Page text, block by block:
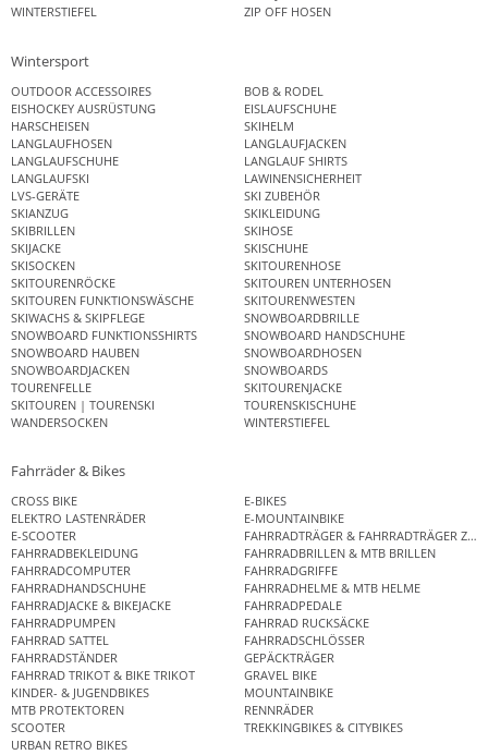
WINTERSTIEFEL
ZIP OFF HOSEN
Wintersport
OUTDOOR ACCESSOIRES
BOB & RODEL
EISHOCKEY AUSRÜSTUNG
EISLAUFSCHUHE
HARSCHEISEN
SKIHELM
LANGLAUFHOSEN
LANGLAUFJACKEN
LANGLAUFSCHUHE
LANGLAUF SHIRTS
LANGLAUFSKI
LAWINENSICHERHEIT
LVS-GERÄTE
SKI ZUBEHÖR
SKIANZUG
SKIKLEIDUNG
SKIBRILLEN
SKIHOSE
SKIJACKE
SKISCHUHE
SKISOCKEN
SKITOURENHOSE
SKITOURENRÖCKE
SKITOUREN UNTERHOSEN
SKITOUREN FUNKTIONSWÄSCHE
SKITOURENWESTEN
SKIWACHS & SKIPFLEGE
SNOWBOARDBRILLE
SNOWBOARD FUNKTIONSSHIRTS
SNOWBOARD HANDSCHUHE
SNOWBOARD HAUBEN
SNOWBOARDHOSEN
SNOWBOARDJACKEN
SNOWBOARDS
TOURENFELLE
SKITOURENJACKE
SKITOUREN | TOURENSKI
TOURENSKISCHUHE
WANDERSOCKEN
WINTERSTIEFEL
Fahrräder & Bikes
CROSS BIKE
E-BIKES
ELEKTRO LASTENRÄDER
E-MOUNTAINBIKE
E-SCOOTER
FAHRRADTRÄGER & FAHRRADTRÄGER
FAHRRADBEKLEIDUNG
FAHRRADBRILLEN & MTB BRILLEN
FAHRRADCOMPUTER
FAHRRADGRIFFE
FAHRRADHANDSCHUHE
FAHRRADHELME & MTB HELME
FAHRRADJACKE & BIKEJACKE
FAHRRADPEDALE
FAHRRADPUMPEN
FAHRRAD RUCKSÄCKE
FAHRRAD SATTEL
FAHRRADSCHLÖSSER
FAHRRADSTÄNDER
GEPÄCKTRÄGER
FAHRRAD TRIKOT & BIKE TRIKOT
GRAVEL BIKE
KINDER- & JUGENDBIKES
MOUNTAINBIKE
MTB PROTEKTOREN
RENNRÄDER
SCOOTER
TREKKINGBIKES & CITYBIKES
URBAN RETRO BIKES